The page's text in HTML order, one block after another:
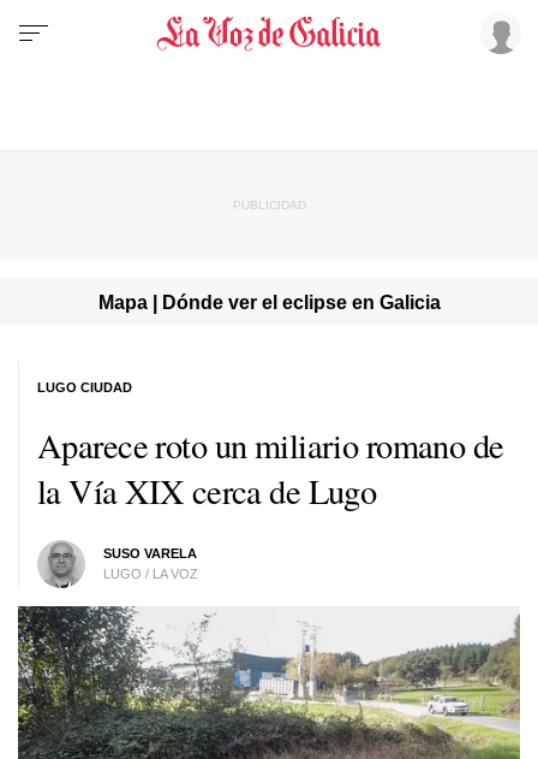
Mapa | Dónde ver el eclipse en Galicia
Aparece roto un miliario romano de
la Vía XIX cerca de Lugo
SUSO VARELA
LUGO / LA VOZ
LUGO CIUDAD